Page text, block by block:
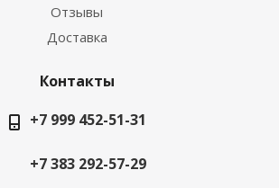
Отзывы
Доставка
Контакты
+7 999 452-51-31
+7 383 292-57-29